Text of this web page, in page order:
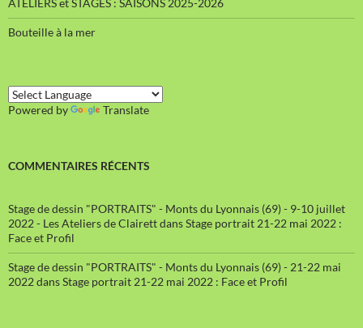
ATELIERS et STAGES : SAISONS 2025-2026
Bouteille à la mer
Powered by Translate
COMMENTAIRES RÉCENTS
Stage de dessin "PORTRAITS" - Monts du Lyonnais (69) - 9-10 juillet
2022 - Les Ateliers de ClairettdansStage portrait 21-22 mai 2022 :
Face et Profil
Stage de dessin "PORTRAITS" - Monts du Lyonnais (69) - 21-22 mai
2022dansStage portrait 21-22 mai 2022 : Face et Profil